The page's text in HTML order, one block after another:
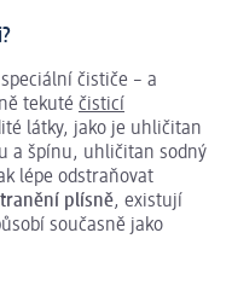
čističe – a
tekuté čisticí
látky, jako je uhličitan
a špínu, uhličitan sodný
lépe odstraňovat
plísně, existují
současně jako